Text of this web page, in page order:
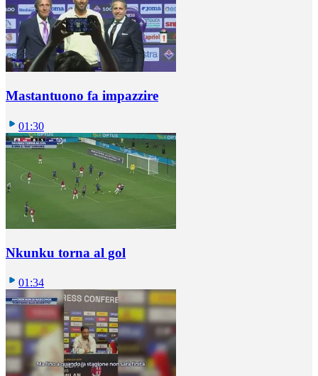
Mastantuono fa impazzire
01:30
Nkunku torna al gol
01:34